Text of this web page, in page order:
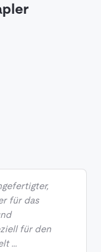
für das
für den
…